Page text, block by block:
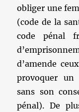
obliger une
(code de la
code pénal
d’amende
provoquer un
sans son
pénal). De